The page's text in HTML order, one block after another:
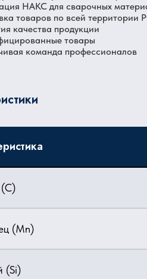
НАКС для сварочных
товаров по всей территории
качества продукции
товары
команда профессионалов
(Mn)
(Si)